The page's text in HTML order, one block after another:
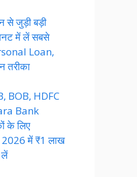
से जुड़ी बड़ी
में लें सबसे
Loan,
तरीका
BOB, HDFC
Bank
के लिए
में ₹1 लाख